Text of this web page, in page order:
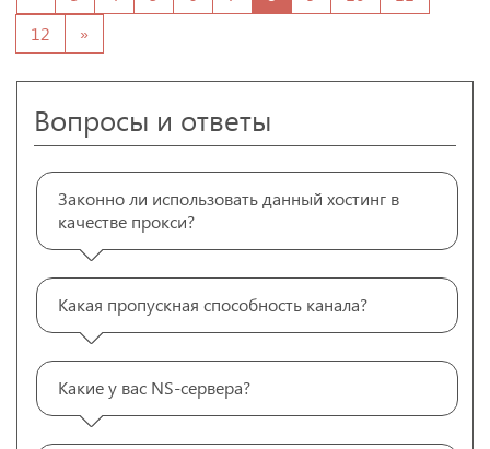
12
»
Вопросы и ответы
Законно ли использовать данный хостинг в
качестве прокси?
Какая пропускная способность канала?
Какие у вас NS-сервера?